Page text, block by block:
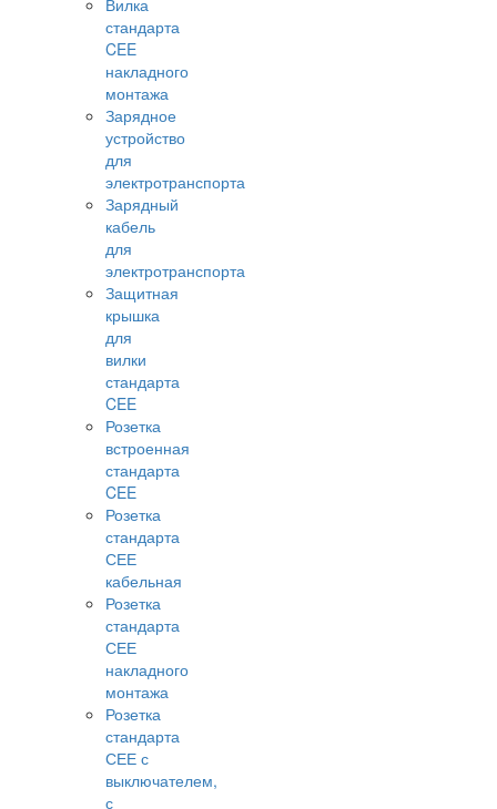
Вилка
стандарта
CEE
накладного
монтажа
Зарядное
устройство
для
электротранспорта
Зарядный
кабель
для
электротранспорта
Защитная
крышка
для
вилки
стандарта
CEE
Розетка
встроенная
стандарта
CEE
Розетка
стандарта
СЕЕ
кабельная
Розетка
стандарта
СЕЕ
накладного
монтажа
Розетка
стандарта
СЕЕ с
выключателем,
с